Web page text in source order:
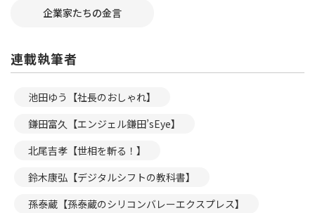
企業家たちの金言
連載執筆者
池田ゆう【社長のおしゃれ】
鎌田富久【エンジェル鎌田’sEye】
北尾吉孝【世相を斬る！】
鈴木康弘【デジタルシフトの教科書】
孫泰蔵【孫泰蔵のシリコンバレーエクスプレス】